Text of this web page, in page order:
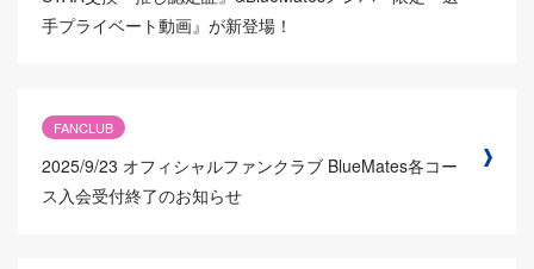
手プライベート動画』が新登場！
FANCLUB
2025/9/23 オフィシャルファンクラブ BlueMates各コー
ス入会受付終了のお知らせ